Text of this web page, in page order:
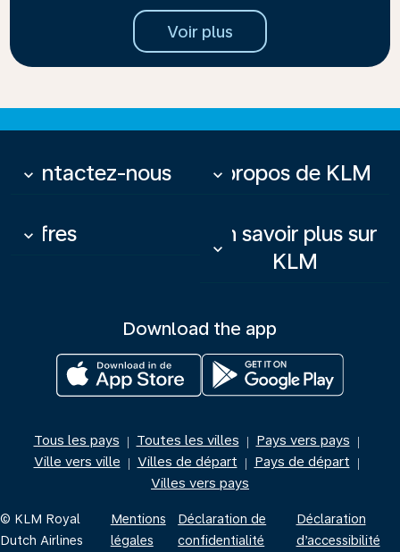
Voir plus
Contactez-nous
keyboard_arrow_down À propos de KLM
keyboard_arrow_down
Offres
keyboard_arrow_down
En savoir plus sur
KLM
keyboard_arrow_down
Download the app
Tous les pays | Toutes les villes | Pays vers pays |
Ville vers ville | Villes de départ | Pays de départ |
Villes vers pays
© KLM Royal
Dutch Airlines
Mentions
légales
Déclaration de
confidentialité
Déclaration
d’accessibilité